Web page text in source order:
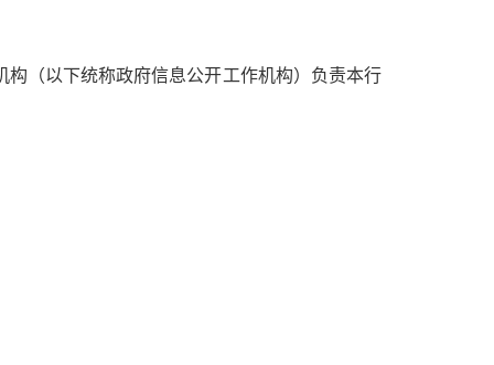
（以下统称政府信息公开工作机构）负责本行